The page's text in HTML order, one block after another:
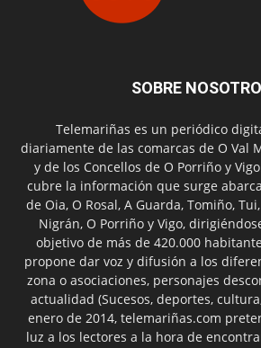
SOBRE
Telemariñas es un periódico
diariamente de las comarcas de O Val
y de los Concellos de O Porriño y
cubre la información que surge
de Oia, O Rosal, A Guarda, Tomiño,
Nigrán, O Porriño y Vigo,
objetivo de más de 420.000
propone dar voz y difusión a los
zona o asociaciones, personajes
actualidad (Sucesos, deportes,
enero de 2014, telemariñas.com
luz a los lectores a la hora de